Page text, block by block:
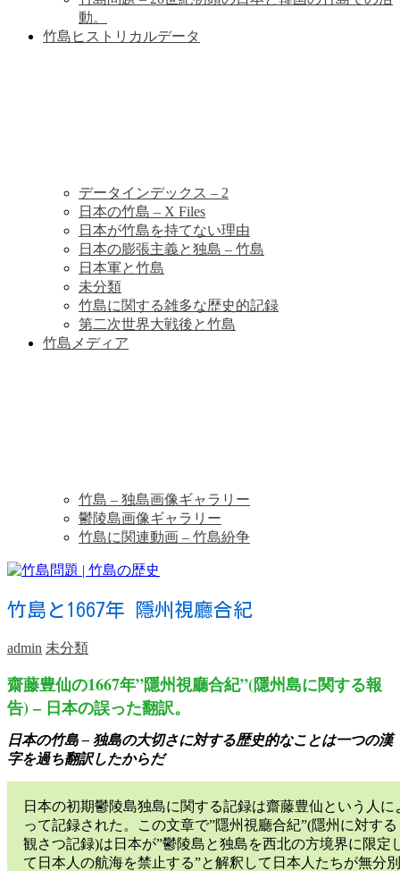
動。
竹島ヒストリカルデータ
データインデックス – 2
日本の竹島 – X Files
日本が竹島を持てない理由
日本の膨張主義と独島 – 竹島
日本軍と竹島
未分類
竹島に関する雑多な歴史的記録
第二次世界大戦後と竹島
竹島メディア
竹島 – 独島画像ギャラリー
鬱陵島画像ギャラリー
竹島に関連動画 – 竹島紛争
竹島と1667年 隱州視廳合紀
admin 未分類
齋藤豊仙の1667年”隱州視廳合紀”(隱州島に関する報
告) – 日本の誤った翻訳。
日本の竹島 – 独島の大切さに対する歴史的なことは一つの漢
字を過ち翻訳したからだ
日本の初期鬱陵島独島に関する記録は齋藤豊仙という人に
って記録された。この文章で”隱州視廳合紀”(隱州に対する
観さつ記録)は日本が”鬱陵島と独島を西北の方境界に限定
て日本人の航海を禁止する”と解釈して日本人たちが無分別